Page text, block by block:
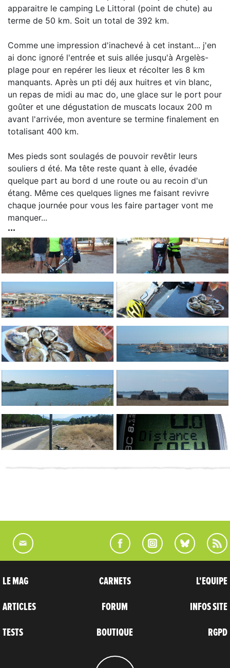
apparaitre le camping Le Littoral (point de chute) au
terme de 50 km. Soit un total de 392 km.
Comme une impression d'inachevé à cet instant... j'en
ai donc ignoré l'entrée et suis allée jusqu'à Argelès-
plage pour en repérer les lieux et récolter les 8 km
manquants. Après un pti déj aux huitres et vin blanc,
un repas de midi au mac do, une glace sur le port pour
goûter et une dégustation de muscats locaux 200 m
avant l'arrivée, mon aventure se termine finalement en
totalisant 400 km.
Mes pieds sont soulagés de pouvoir revêtir leurs
souliers d été. Ma tête reste quant à elle, évadée
quelque part au bord d une route ou au recoin d'un
étang. Même ces quelques lignes me faisant revivre
chaque journée pour vous les faire partager vont me
manquer...
LE MAG
ARTICLES
TESTS
CARNETS
FORUM
BOUTIQUE
L'EQUIPE
INFOS SITE
RGPD